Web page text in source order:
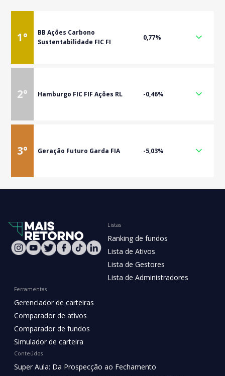
1°
BB Ações Carbono
Sustentabilidade FIC FI
0,77%
2° Hamburgo FIC FIF Ações RL -0,46%
3° Geração Futuro Garda FIA -5,03%
Listas
Ranking de fundos
Lista de Ativos
Lista de Gestores
Lista de Administradores
Ferramentas
Gerenciador de carteiras
Comparador de ativos
Comparador de fundos
Simulador de carteira
Conteúdos
Super Aula: Da Prospecção ao Fechamento